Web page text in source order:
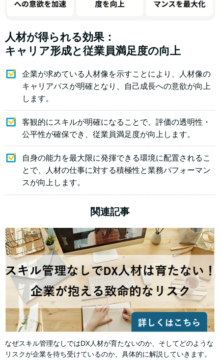
人材が得られる効果：
キャリア形成と従業員満足度の向上
企業が求めている人材像を示すことにより、人材像の
キャリアパスが明確となり、自己成長への意欲が向上
します。
客観的にスキルが明確になることで、評価の透明性・
公平性が確保でき、従業員満足度が向上します。
自身の能力を最大限に発揮できる環境に配置されるこ
とで、人材の仕事に対する積極性と業務パフォーマン
スが向上します。
関連記事
なぜスキル管理なしではDX人材が育たないのか、そしてどのような
リスクが企業を待ち受けているのか、具体的に解説していきます。